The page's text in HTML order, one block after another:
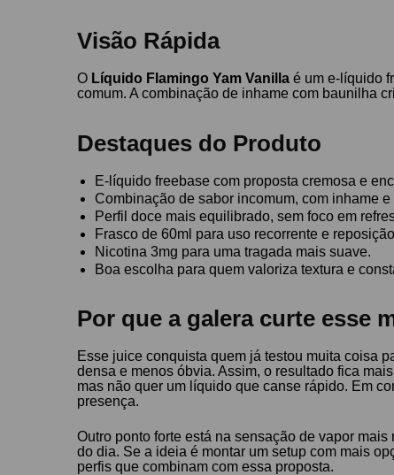
Visão Rápida
O Líquido Flamingo Yam Vanilla é um e-líquido
comum. A combinação de inhame com baunilha
Destaques do Produto
E-líquido freebase com proposta cremosa e
Combinação de sabor incomum, com inhame
Perfil doce mais equilibrado, sem foco em
Frasco de 60ml para uso recorrente e
Nicotina 3mg para uma tragada mais suave.
Boa escolha para quem valoriza textura e
Por que a galera curte esse
Esse juice conquista quem já testou muita coisa
densa e menos óbvia. Assim, o resultado fica
mas não quer um líquido que canse rápido. Em
presença.
Outro ponto forte está na sensação de vapor
do dia. Se a ideia é montar um setup com mais
perfis que combinam com essa proposta.